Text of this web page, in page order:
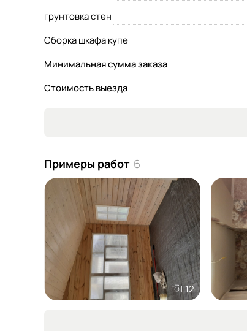
грунтовка стен
Сборка шкафа купе
Минимальная сумма заказа
Стоимость выезда
Примеры работ 6
12